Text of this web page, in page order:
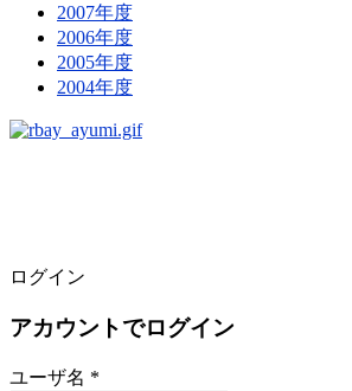
2007年度
2006年度
2005年度
2004年度
ログイン
アカウントでログイン
ユーザ名 *